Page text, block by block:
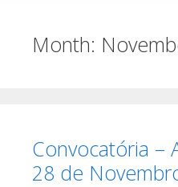
Month:
Convocatória –
28 de